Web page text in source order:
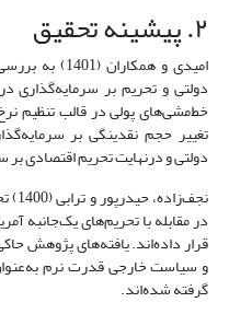
۲. پیشینه تحقیق
امیدی و
دولتی و تحریم بر سرمایه‌گذاری
خط‌مشی‌های پولی در قالب تنظیم
تغییر حجم نقدینگی بر
دولتی و درنهایت تحریم اقتصادی
در مقابله با تحریم‌های یک‌جانبه
قرار داده‌اند. یافته‌های پژوهش
و سیاست خارجی قدرت نرم
گرفته شده‌اند.